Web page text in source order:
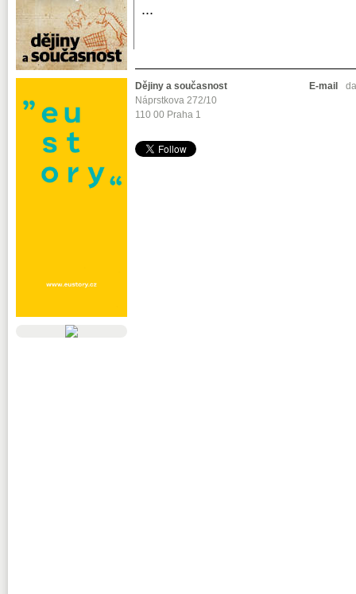
...
Dějiny a současnost
Náprstkova 272/10
110 00 Praha 1
E-mail